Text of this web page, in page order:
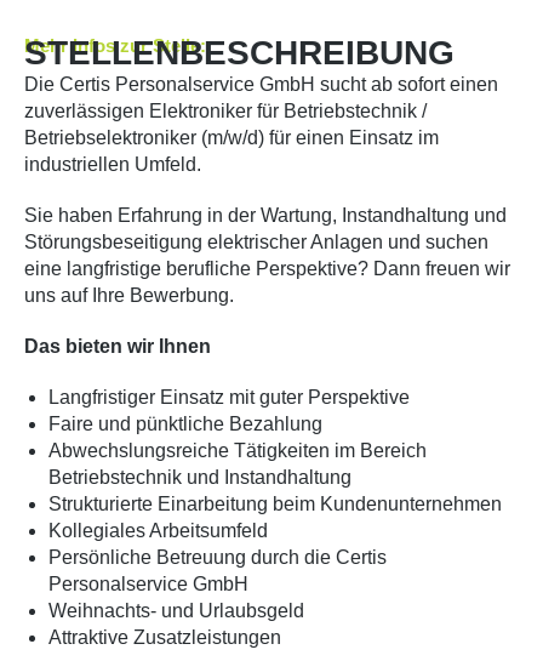
Mehr Infos zur Stelle:
STELLENBESCHREIBUNG
Die Certis Personalservice GmbH sucht ab sofort einen
zuverlässigen Elektroniker für Betriebstechnik /
Betriebselektroniker (m/w/d) für einen Einsatz im
industriellen Umfeld.
Sie haben Erfahrung in der Wartung, Instandhaltung und
Störungsbeseitigung elektrischer Anlagen und suchen
eine langfristige berufliche Perspektive? Dann freuen wir
uns auf Ihre Bewerbung.
Das bieten wir Ihnen
Langfristiger Einsatz mit guter Perspektive
Faire und pünktliche Bezahlung
Abwechslungsreiche Tätigkeiten im Bereich
Betriebstechnik und Instandhaltung
Strukturierte Einarbeitung beim Kundenunternehmen
Kollegiales Arbeitsumfeld
Persönliche Betreuung durch die Certis
Personalservice GmbH
Weihnachts- und Urlaubsgeld
Attraktive Zusatzleistungen